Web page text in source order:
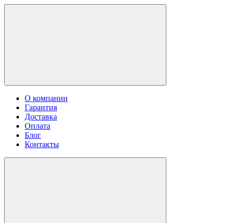
О компании
Гарантия
Доставка
Оплата
Блог
Контакты